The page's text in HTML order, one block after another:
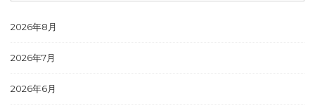
2026年8月
2026年7月
2026年6月